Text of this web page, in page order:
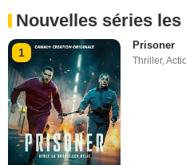
Nouvelles séries les
1
Prisoner
Thriller,